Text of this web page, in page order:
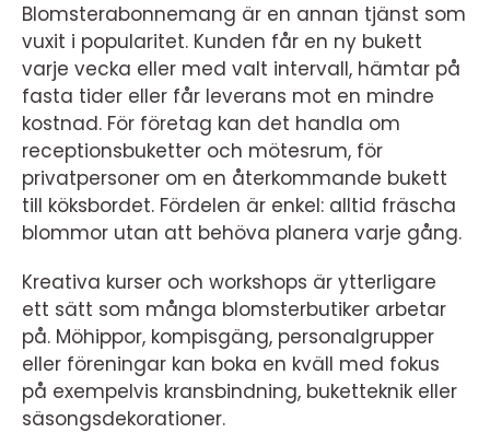
Blomsterabonnemang är en annan tjänst som
vuxit i popularitet. Kunden får en ny bukett
varje vecka eller med valt intervall, hämtar på
fasta tider eller får leverans mot en mindre
kostnad. För företag kan det handla om
receptionsbuketter och mötesrum, för
privatpersoner om en återkommande bukett
till köksbordet. Fördelen är enkel: alltid fräscha
blommor utan att behöva planera varje gång.
Kreativa kurser och workshops är ytterligare
ett sätt som många blomsterbutiker arbetar
på. Möhippor, kompisgäng, personalgrupper
eller föreningar kan boka en kväll med fokus
på exempelvis kransbindning, buketteknik eller
säsongsdekorationer.